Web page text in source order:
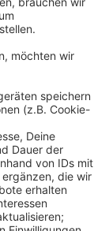
Situation